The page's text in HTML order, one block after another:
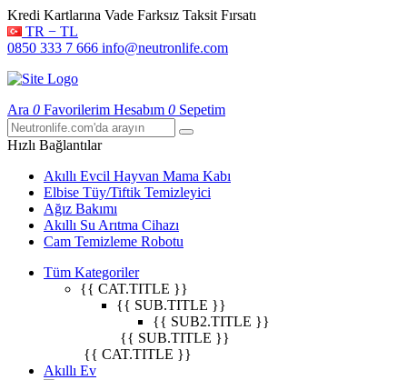
Kredi Kartlarına Vade Farksız Taksit Fırsatı
TR − TL
0850 333 7 666 info@neutronlife.com
Ara 0 Favorilerim Hesabım 0 Sepetim
Hızlı Bağlantılar
Akıllı Evcil Hayvan Mama Kabı
Elbise Tüy/Tiftik Temizleyici
Ağız Bakımı
Akıllı Su Arıtma Cihazı
Cam Temizleme Robotu
Tüm Kategoriler
{{ CAT.TITLE }}
{{ SUB.TITLE }}
{{ SUB2.TITLE }}
{{ SUB.TITLE }}
{{ CAT.TITLE }}
Akıllı Ev